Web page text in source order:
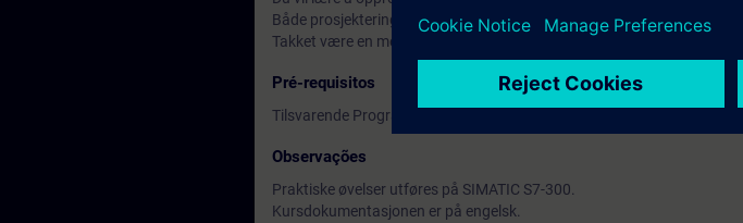
Både prosjekterings- og engineerings-tid vil reduseres gjennom
Takket være en mer omfattende forståelse for TIA, vil du bli mer
Pré-requisitos
Tilsvarende Programmering 2 kurs og god programmeringskunnskap
Observações
Praktiske øvelser utføres på SIMATIC S7-300.
Kursdokumentasjonen er på engelsk.